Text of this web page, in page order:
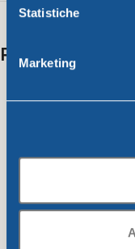
Statistiche
Marketing
Related